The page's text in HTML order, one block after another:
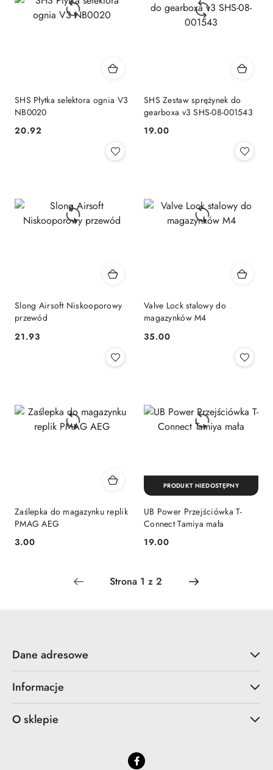
SHS Płytka selektora ognia V3
NB0020
Cena:
20.92
SHS Zestaw sprężynek do
gearboxa v3 SHS-08-001543
Cena:
19.00
Slong Airsoft Niskooporowy
przewód
Cena:
21.93
Valve Lock stalowy do
magazynków M4
Cena:
35.00
Zaślepka do magazynku replik
PMAG AEG
Cena:
3.00
UB Power Przejściówka T-
Connect Tamiya mała
Cena:
19.00
PRODUKT NIEDOSTĘPNY
Dane adresowe
Informacje
O sklepie